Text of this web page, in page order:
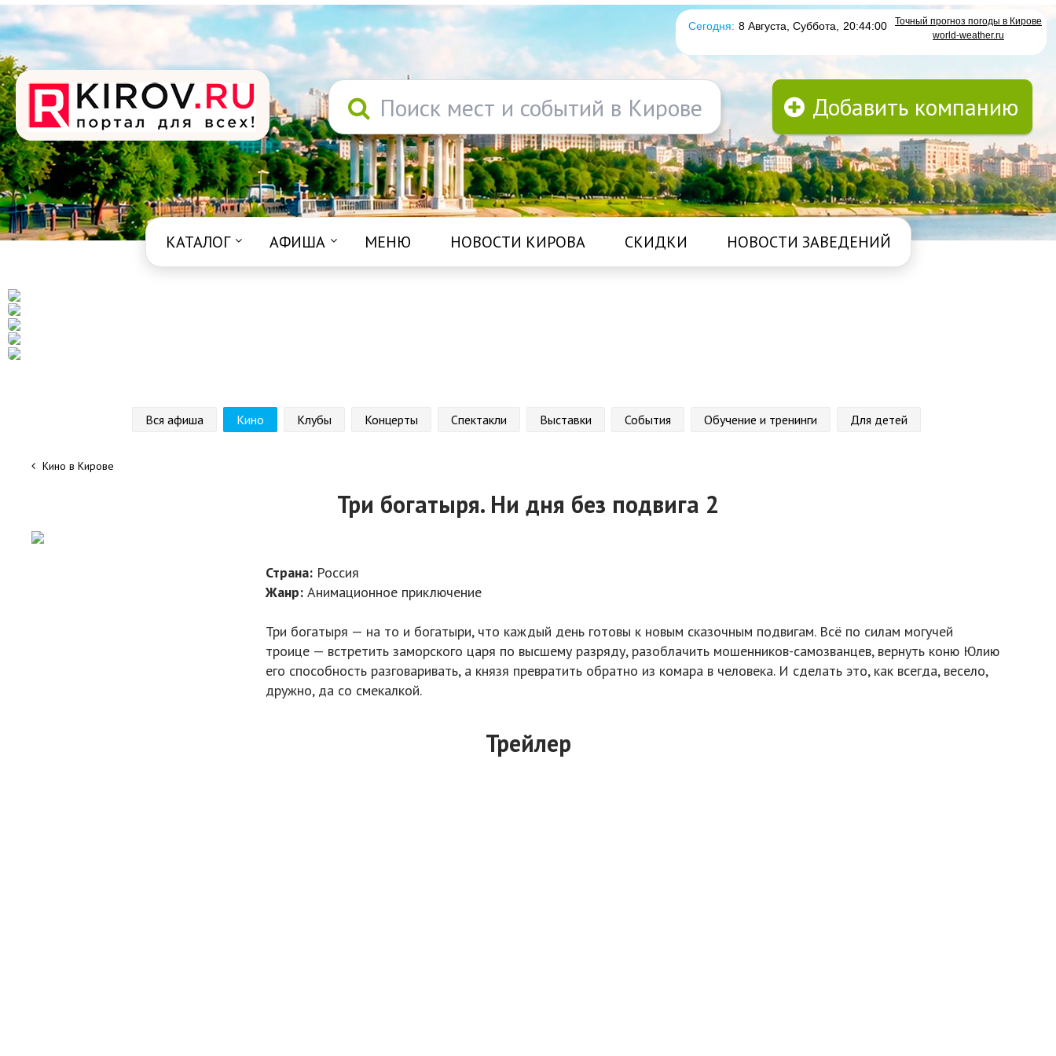
Сегодня: 8 Августа, Суббота 20:44:01
Точный прогноз погоды в Кирове
world-weather.ru
Поиск мест и событий в Кирове Добавить компанию
КАТАЛОГ АФИША МЕНЮ НОВОСТИ КИРОВА СКИДКИ НОВОСТИ ЗАВЕДЕНИЙ
Вся афиша Кино Клубы Концерты Спектакли Выставки События Обучение и тренинги Для детей
Кино в Кирове
Три богатыря. Ни дня без подвига 2
Страна: Россия
Жанр:Анимационное приключение
Три богатыря — на то и богатыри, что каждый день готовы к новым сказочным подвигам. Всё по силам могучей
троице — встретить заморского царя по высшему разряду, разоблачить мошенников-самозванцев, вернуть коню Юлию
его способность разговаривать, а князя превратить обратно из комара в человека. И сделать это, как всегда, весело,
дружно, да со смекалкой.
Трейлер